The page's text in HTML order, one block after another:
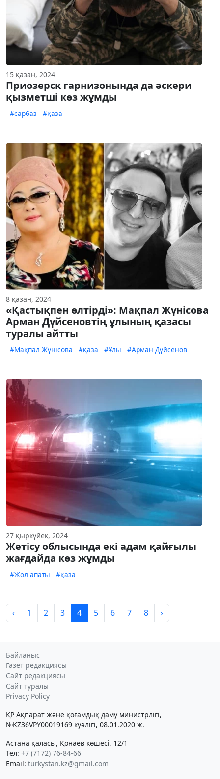
15 қазан, 2024
Приозерск гарнизонында да әскери
қызметші көз жұмды
#сарбаз #қаза
8 қазан, 2024
«Қастықпен өлтірді»: Мақпал Жүнісова
Арман Дүйсеновтің ұлының қазасы
туралы айтты
#Мақпал Жүнісова #қаза #Ұлы #Арман Дүйсенов
27 қыркүйек, 2024
Жетісу облысында екі адам қайғылы
жағдайда көз жұмды
#Жол апаты #қаза
‹ 1 2 3 4 5 6 7 8 ›
Байланыс
Газет редакциясы
Сайт редакциясы
Сайт туралы
Privacy Policy
ҚР Ақпарат және қоғамдық даму министрлігі,
№KZ36VPY00019169 куәлігі, 08.01.2020 ж.
Астана қаласы, Қонаев көшесі, 12/1
Тел: +7 (7172) 76-84-66
Email: turkystan.kz@gmail.com